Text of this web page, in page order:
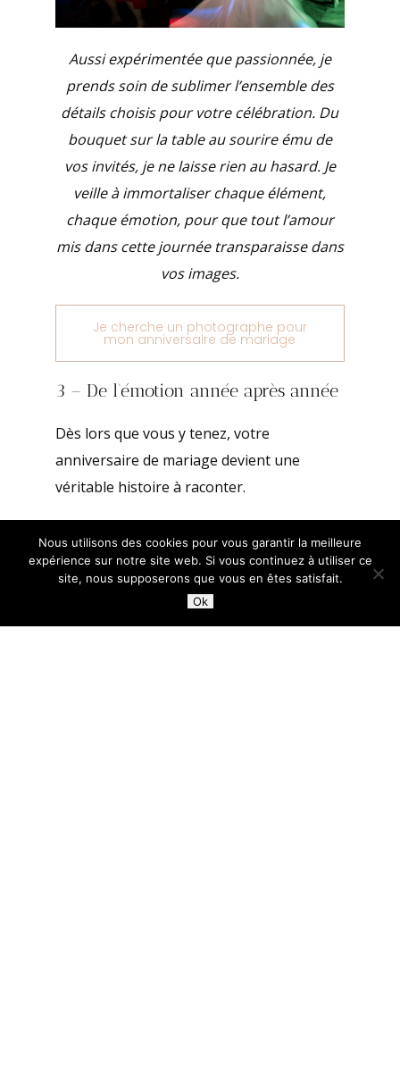
Aussi expérimentée que passionnée, je
prends soin de sublimer l’ensemble des
détails choisis pour votre célébration. Du
bouquet sur la table au sourire ému de
vos invités, je ne laisse rien au hasard. Je
veille à immortaliser chaque élément,
chaque émotion, pour que tout l’amour
mis dans cette journée transparaisse dans
vos images.
Je cherche un photographe pour
mon anniversaire de mariage
3 – De l’émotion année après année
Dès lors que vous y tenez, votre
anniversaire de mariage devient une
véritable histoire à raconter.
prendre des photos isolées, je crée un
reportage photo qui capture chaque
moment clé de votre journée, dans l’ordre
Nous utilisons des cookies pour vous garantir la meilleure
expérience sur notre site web. Si vous continuez à utiliser ce
site, nous supposerons que vous en êtes satisfait.
Ok